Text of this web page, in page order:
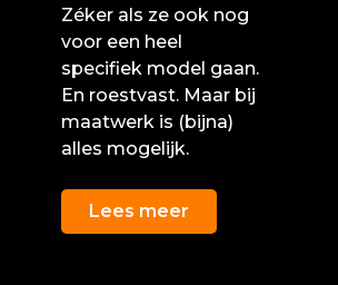
Zéker als ze ook nog
voor een heel
specifiek model gaan.
En roestvast. Maar bij
maatwerk is (bijna)
alles mogelijk.
Lees meer